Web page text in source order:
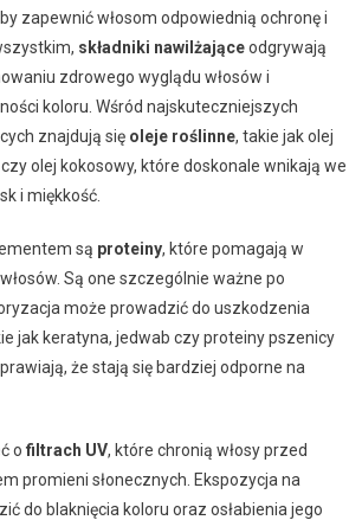
zapewnić włosom odpowiednią ochronę i
składniki nawilżająceodgrywają
zdrowego wyglądu włosów i
koloru. Wśród najskuteczniejszych
znajdują się oleje roślinne, takie jak olej
olej kokosowy, które doskonale wnikają we
i miękkość.
są proteiny, które pomagają w
Są one szczególnie ważne po
może prowadzić do uszkodzenia
jak keratyna, jedwab czy proteiny pszenicy
że stają się bardziej odporne na
o filtrach UV, które chronią włosy przed
promieni słonecznych. Ekspozycja na
do blaknięcia koloru oraz osłabienia jego